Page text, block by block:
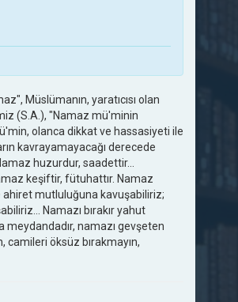
Müslümanın, yaratıcısı olan
(S.A.), "Namaz mü'minin
olanca dikkat ve hassasiyeti ile
kavrayamayacağı derecede
huzurdur, saadettir...
keşiftir, fütuhattır. Namaz
ahiret mutluluğuna kavuşabiliriz;
Namazı bırakır yahut
namazı gevşeten
öksüz bırakmayın,